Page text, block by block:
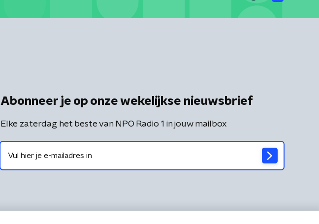
Abonneer je op onze wekelijkse nieuwsbrief
Elke zaterdag het beste van NPO Radio 1 in jouw mailbox